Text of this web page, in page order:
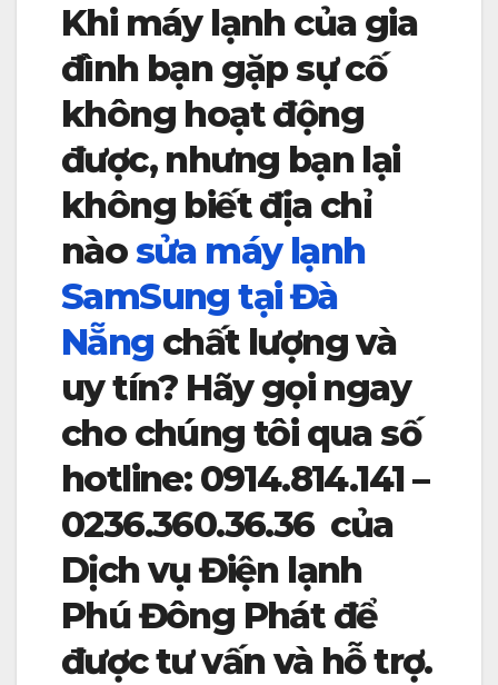
Khi máy lạnh của gia
đình bạn gặp sự cố
không hoạt động
được, nhưng bạn lại
không biết địa chỉ
nàosửa máy lạnh
SamSung tại Đà
Nẵng chất lượng và
uy tín? Hãy gọi ngay
cho chúng tôi qua số
hotline: 0914.814.141 –
0236.360.36.36 của
Dịch vụ Điện lạnh
Phú Đông Phát để
được tư vấn và hỗ trợ.